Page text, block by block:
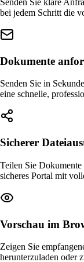
Senden Sie klare
bei jedem Schritt die
Dokumente
Senden Sie in
eine schnelle,
Sicherer
Teilen Sie
sicheres Portal mit
Vorschau im
Zeigen Sie
herunterzuladen oder